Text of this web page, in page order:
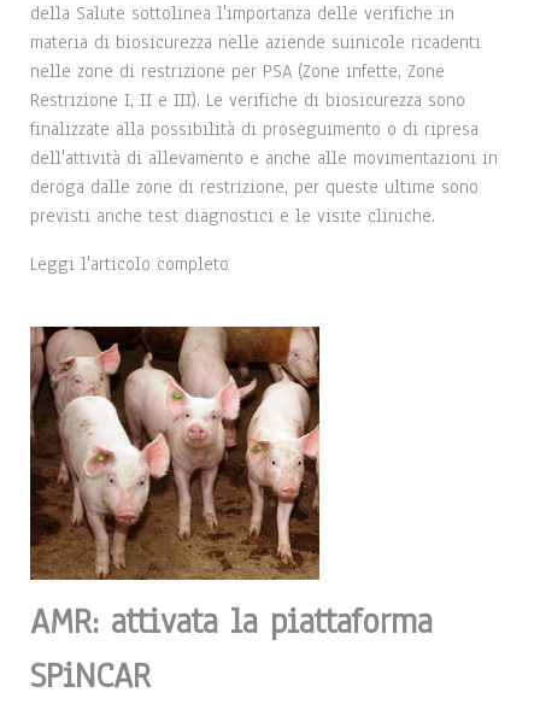
della Salute sottolinea l'importanza delle verifiche in
materia di biosicurezza nelle aziende suinicole ricadenti
nelle zone di restrizione per PSA (Zone infette, Zone
Restrizione I, II e III). Le verifiche di biosicurezza sono
finalizzate alla possibilità di proseguimento o di ripresa
dell'attività di allevamento e anche alle movimentazioni in
deroga dalle zone di restrizione, per queste ultime sono
previsti anche test diagnostici e le visite cliniche.
Leggi l'articolo completo
AMR: attivata la piattaforma
SPiNCAR